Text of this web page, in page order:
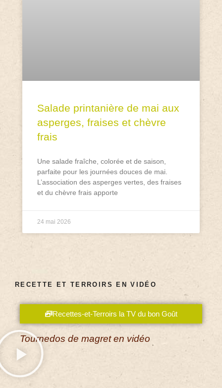
Salade printanière de mai aux
asperges, fraises et chèvre
frais
Une salade fraîche, colorée et de saison,
parfaite pour les journées douces de mai.
L’association des asperges vertes, des fraises
et du chèvre frais apporte
24 mai 2026
RECETTE ET TERROIRS EN VIDÉO
Recettes-et-Terroirs la TV du bon Goût
Tournedos de magret en vidéo